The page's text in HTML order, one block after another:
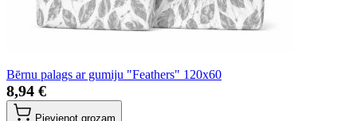
Bērnu palags ar gumiju "Feathers" 120x60
8,94 €
Pievienot grozam